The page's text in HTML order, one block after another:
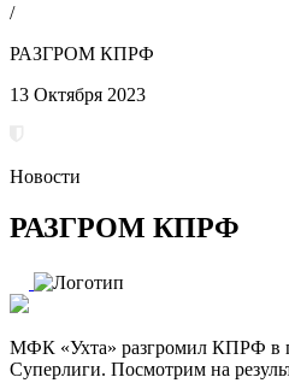
/
РАЗГРОМ КПРФ
13 Октября 2023
Новости
РАЗГРОМ КПРФ
МФК «Ухта» разгромил КПРФ в
Суперлиги. Посмотрим на